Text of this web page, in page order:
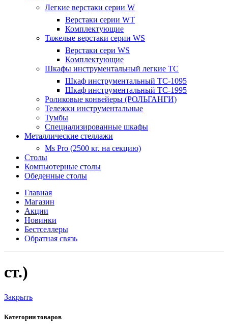
Легкие верстаки серии W
Верстаки серии WT
Комплектующие
Тяжелые верстаки серии WS
Верстаки сери WS
Комплектующие
Шкафы инструментальный легкие ТС
Шкаф инструментальный TC-1095
Шкаф инструментальный TC-1995
Роликовые конвейеры (РОЛЬГАНГИ)
Тележки инструментальные
Тумбы
Специализированные шкафы
Металлические стеллажи
Ms Pro (2500 кг. на секцию)
Столы
Компьютерные столы
Обеденные столы
Главная
Магазин
Акции
Новинки
Бестселлеры
Обратная связь
ст.)
Закрыть
Категории товаров